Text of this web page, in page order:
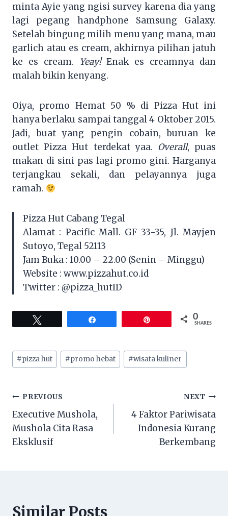
minta Ayie yang ngisi survey karena dia yang
lagi pegang handphone Samsung Galaxy.
Setelah bingung milih menu yang mana, mau
garlich atau es cream, akhirnya pilihan jatuh
ke es cream.
Yeay!Enak es creamnya dan
malah bikin kenyang.
Oiya, promo Hemat 50 % di Pizza Hut ini
hanya berlaku sampai tanggal 4 Oktober 2015.
Jadi, buat yang pengin cobain, buruan ke
outlet Pizza Hut terdekat yaa. Overall, puas
makan di sini pas lagi promo gini. Harganya
terjangkau sekali, dan pelayannya juga
ramah.
Pizza Hut Cabang Tegal
Alamat : Pacific Mall. GF 33-35, Jl. Mayjen
Sutoyo, Tegal 52113
Jam Buka : 10.00 – 22.00 (Senin – Minggu)
Website : www.pizzahut.co.id
Twitter : @pizza_hutID
0
SHARES
Post
Tags:
#pizza hut #promo hebat #wisata kuliner
Post
navigation
PREVIOUS
Executive Mushola,
Mushola Cita Rasa
Eksklusif
NEXT
4 Faktor Pariwisata
Indonesia Kurang
Berkembang
Similar Posts